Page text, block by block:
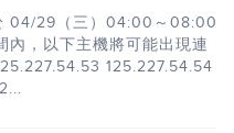
04/29（三）04:00～08:00
內，以下主機將可能出現連
125.227.54.54